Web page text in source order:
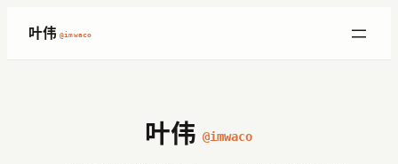
内
叶伟 @imwaco
叶伟 @imwaco